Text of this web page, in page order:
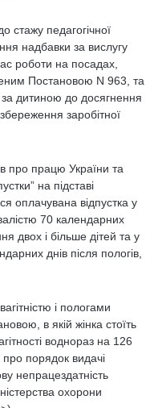
стажу педагогічної
надбавки за вислугу
роботи на посадах,
Постановою N 963, та
за дитиною до досягнення
заробітної
про працю України та
на підставі
оплачувана відпустка у
70 календарних
двох і більше дітей та у
днів після пологів,
і пологами
в якій жінка стоїть
воднораз на 126
про порядок видачі
непрацездатність
охорони